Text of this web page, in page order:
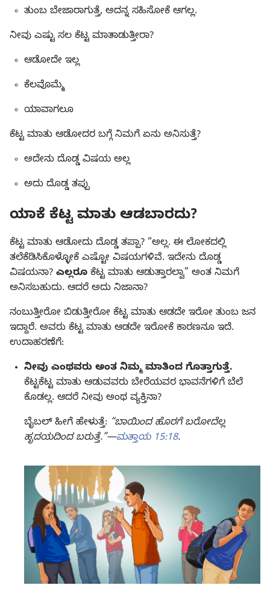
ತುಂಬ ಬೇಜಾರಾಗುತ್ತೆ, ಅದನ್ನ ಸಹಿಸೋಕೆ ಆಗಲ್ಲ.
ನೀವು ಎಷ್ಟು ಸಲ ಕೆಟ್ಟ ಮಾತಾಡುತ್ತೀರಾ?
ಆಡೋದೇ ಇಲ್ಲ
ಕೆಲವೊಮ್ಮೆ
ಯಾವಾಗಲೂ
ಕೆಟ್ಟ ಮಾತು ಆಡೋದರ ಬಗ್ಗೆ ನಿಮಗೆ ಏನು ಅನಿಸುತ್ತೆ?
ಅದೇನು ದೊಡ್ಡ ವಿಷಯ ಅಲ್ಲ
ಅದು ದೊಡ್ಡ ತಪ್ಪು
ಯಾಕೆ ಕೆಟ್ಟ ಮಾತು ಆಡಬಾರದು?
ಕೆಟ್ಟ ಮಾತು ಆಡೋದು ದೊಡ್ಡ ತಪ್ಪಾ? “ಅಲ್ಲ. ಈ ಲೋಕದಲ್ಲಿ
ತಲೆಕೆಡಿಸಿಕೊಳ್ಳೋಕೆ ಎಷ್ಟೋ ವಿಷಯಗಳಿವೆ. ಇದೇನು ದೊಡ್ಡ
ವಿಷಯನಾ? ಎಲ್ಲರೂ ಕೆಟ್ಟ ಮಾತು ಆಡುತ್ತಾರಲ್ವಾ” ಅಂತ ನಿಮಗೆ
ಅನಿಸಬಹುದು. ಆದರೆ ಅದು ನಿಜಾನಾ?
ನಂಬುತ್ತೀರೋ ಬಿಡುತ್ತೀರೋ ಕೆಟ್ಟ ಮಾತು ಆಡದೇ ಇರೋ ತುಂಬ ಜನ
ಇದ್ದಾರೆ. ಅವರು ಕೆಟ್ಟ ಮಾತು ಆಡದೇ ಇರೋಕೆ ಕಾರಣನೂ ಇದೆ.
ಉದಾಹರಣೆಗೆ:
ನೀವು ಎಂಥವರು ಅಂತ ನಿಮ್ಮ ಮಾತಿಂದ ಗೊತ್ತಾಗುತ್ತೆ.
ಕೆಟ್ಟಕೆಟ್ಟ ಮಾತು ಆಡುವವರು ಬೇರೆಯವರ ಭಾವನೆಗಳಿಗೆ ಬೆಲೆ
ಕೊಡಲ್ಲ. ಆದರೆ ನೀವು ಅಂಥ ವ್ಯಕ್ತಿನಾ?
ಬೈಬಲ್‌ ಹೀಗೆ ಹೇಳುತ್ತೆ: “ಬಾಯಿಂದ ಹೊರಗೆ ಬರೋದೆಲ್ಲ
ಹೃದಯದಿಂದ ಬರುತ್ತೆ.”—ಮತ್ತಾಯ 15:18.